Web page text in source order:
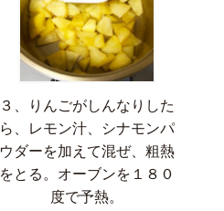
３、りんごがしんなりした
ら、レモン汁、シナモンパ
ウダーを加えて混ぜ、粗熱
をとる。オーブンを１８０
度で予熱。